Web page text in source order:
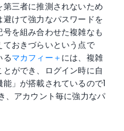
三者に推測されないため
けて強力なパスワードを
を組み合わせた複雑なも
おきづらいという点で
るマカフィー＋ には、複雑
ができ、ログイン時に自
」が搭載されているので1
、アカウント毎に強力なパ